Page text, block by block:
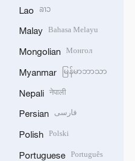
Lao ລາວ
Malay Bahasa Melayu
Mongolian Монгол
Myanmar မြန်မာဘာသာ
Nepali नेपाली
Persian فارسی
Polish Polski
Portuguese Português